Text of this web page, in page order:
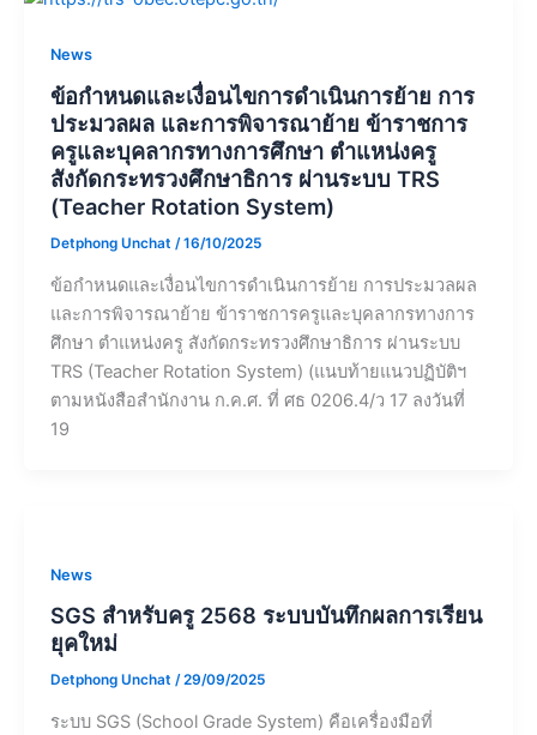
News
ข้อกำหนดและเงื่อนไขการดำเนินการย้าย การ
ประมวลผล และการพิจารณาย้าย ข้าราชการ
ครูและบุคลากรทางการศึกษา ตำแหน่งครู
สังกัดกระทรวงศึกษาธิการ ผ่านระบบ TRS
(Teacher Rotation System)
Detphong Unchat /16/10/2025
ข้อกำหนดและเงื่อนไขการดำเนินการย้าย การประมวลผล
และการพิจารณาย้าย ข้าราชการครูและบุคลากรทางการ
ศึกษา ตำแหน่งครู สังกัดกระทรวงศึกษาธิการ ผ่านระบบ
TRS (Teacher Rotation System) (แนบท้ายแนวปฏิบัติฯ
ตามหนังสือสำนักงาน ก.ค.ศ. ที่ ศธ 0206.4/ว 17 ลงวันที่
19
News
SGS สำหรับครู 2568 ระบบบันทึกผลการเรียน
ยุคใหม่
Detphong Unchat /29/09/2025
ระบบ SGS (School Grade System) คือเครื่องมือที่